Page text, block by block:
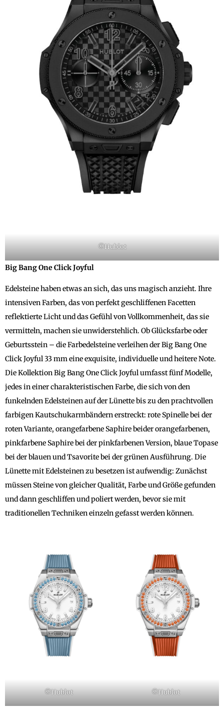
©Hublot
Big Bang One Click Joyful
Edelsteine haben etwas an sich, das uns magisch anzieht. Ihre
intensiven Farben, das von perfekt geschliffenen Facetten
reflektierte Licht und das Gefühl von Vollkommenheit, das sie
vermitteln, machen sie unwiderstehlich. Ob Glücksfarbe oder
Geburtsstein – die Farbedelsteine verleihen der Big Bang One
Click Joyful 33 mm eine exquisite, individuelle und heitere Note.
Die Kollektion Big Bang One Click Joyful umfasst fünf Modelle,
jedes in einer charakteristischen Farbe, die sich von den
funkelnden Edelsteinen auf der Lünette bis zu den prachtvollen
farbigen Kautschukarmbändern erstreckt: rote Spinelle bei der
roten Variante, orangefarbene Saphire beider orangefarbenen,
pinkfarbene Saphire bei der pinkfarbenen Version, blaue Topase
bei der blauen und Tsavorite bei der grünen Ausführung. Die
Lünette mit Edelsteinen zu besetzen ist aufwendig: Zunächst
müssen Steine von gleicher Qualität, Farbe und Größe gefunden
und dann geschliffen und poliert werden, bevor sie mit
traditionellen Techniken einzeln gefasst werden können.
©Hublot ©Hublot